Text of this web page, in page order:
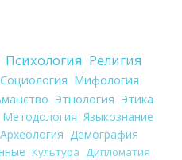
Психология Религия
Социология Мифология
Этнология Этика
Методология Языкознание
Археология Демография
Культура
Дипломатия